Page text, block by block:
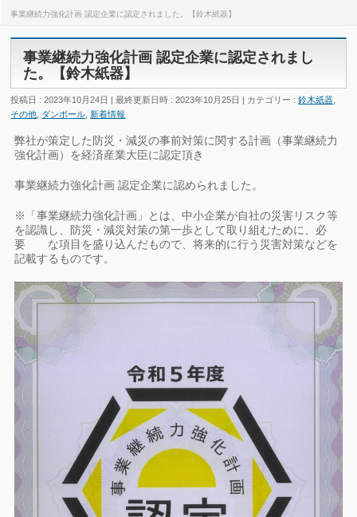
事業継続力強化計画 認定企業に認定されました。【鈴木紙器】
事業継続力強化計画 認定企業に認定されまし
た。【鈴木紙器】
投稿日 : 2023年10月24日 最終更新日時 : 2023年10月25日 カテゴリー :鈴木紙器
その他 ダンボール 新着情報
弊社が策定した防災・減災の事前対策に関する計画（事業継続力
強化計画）を経済産業大臣に認定頂き
事業継続力強化計画 認定企業に認められました。
※「事業継続力強化計画」とは、中小企業が自社の災害リスク等
を認識し、防災・減災対策の第一歩として取り組むために、必
要 な項目を盛り込んだもので、将来的に行う災害対策などを
記載するものです。